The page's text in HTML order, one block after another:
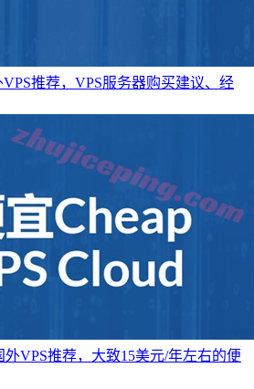
推荐，VPS服务器购买建议、经
外VPS推荐，大致15美元/年左右的便